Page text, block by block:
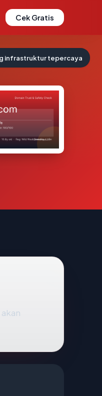
Cek Gratis
infrastruktur tepercaya